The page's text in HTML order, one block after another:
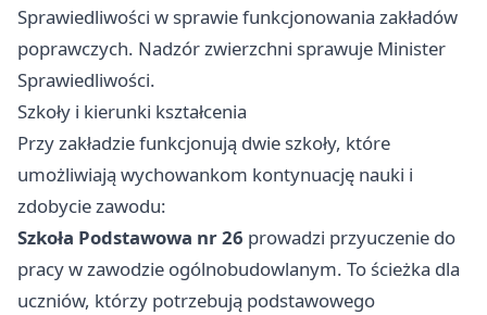
Sprawiedliwości w sprawie funkcjonowania zakładów
poprawczych. Nadzór zwierzchni sprawuje Minister
Sprawiedliwości.
Szkoły i kierunki kształcenia
Przy zakładzie funkcjonują dwie szkoły, które
umożliwiają wychowankom kontynuację nauki i
zdobycie zawodu:
Szkoła Podstawowa nr 26 prowadzi przyuczenie do
pracy w zawodzie ogólnobudowlanym. To ścieżka dla
uczniów, którzy potrzebują podstawowego